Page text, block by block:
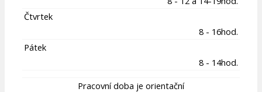
Čtvrtek
8 - 16hod.
Pátek
8 - 14hod.
Pracovní doba je orientační